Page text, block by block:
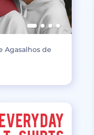
Agasalhos de